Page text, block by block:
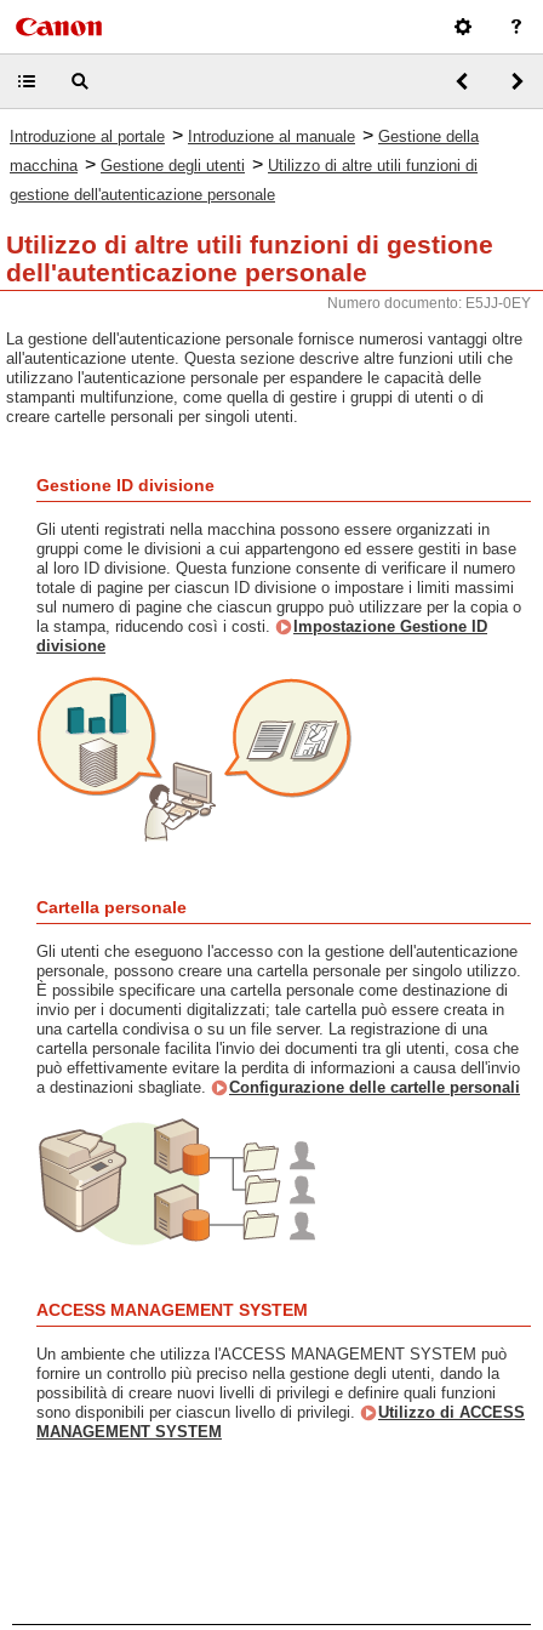
Introduzione al portale > Introduzione al manuale > Gestione della
macchina > Gestione degli utenti > Utilizzo di altre utili funzioni di
gestione dell'autenticazione personale
Utilizzo di altre utili funzioni di gestione
dell'autenticazione personale
Numero documento: E5JJ-0EY
La gestione dell'autenticazione personale fornisce numerosi vantaggi oltre
all'autenticazione utente. Questa sezione descrive altre funzioni utili che
utilizzano l'autenticazione personale per espandere le capacità delle
stampanti multifunzione, come quella di gestire i gruppi di utenti o di
creare cartelle personali per singoli utenti.
Gestione ID divisione
Gli utenti registrati nella macchina possono essere organizzati in
gruppi come le divisioni a cui appartengono ed essere gestiti in base
al loro ID divisione. Questa funzione consente di verificare il numero
totale di pagine per ciascun ID divisione o impostare i limiti massimi
sul numero di pagine che ciascun gruppo può utilizzare per la copia o
la stampa, riducendo così i costi.
Impostazione Gestione ID
divisione
Cartella personale
Gli utenti che eseguono l'accesso con la gestione dell'autenticazione
personale, possono creare una cartella personale per singolo utilizzo.
È possibile specificare una cartella personale come destinazione di
invio per i documenti digitalizzati; tale cartella può essere creata in
una cartella condivisa o su un file server. La registrazione di una
cartella personale facilita l'invio dei documenti tra gli utenti, cosa che
può effettivamente evitare la perdita di informazioni a causa dell'invio
a destinazioni sbagliate.
Configurazione delle cartelle personali
ACCESS MANAGEMENT SYSTEM
Un ambiente che utilizza l'ACCESS MANAGEMENT SYSTEM può
fornire un controllo più preciso nella gestione degli utenti, dando la
possibilità di creare nuovi livelli di privilegi e definire quali funzioni
sono disponibili per ciascun livello di privilegi.
Utilizzo di ACCESS
MANAGEMENT SYSTEM